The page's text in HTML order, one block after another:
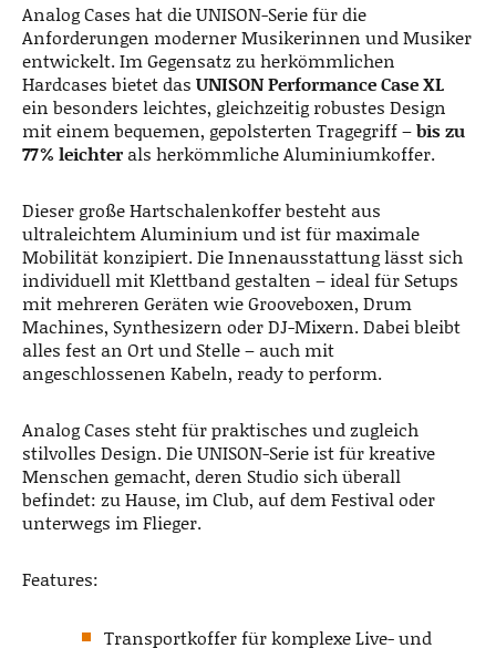
Analog Cases hat die UNISON-Serie für die
Anforderungen moderner Musikerinnen und Musiker
entwickelt. Im Gegensatz zu herkömmlichen
Hardcases bietet das UNISON Performance Case XL
ein besonders leichtes, gleichzeitig robustes Design
mit einem bequemen, gepolsterten Tragegriff –bis zu
77 % leichter als herkömmliche Aluminiumkoffer.
Dieser große Hartschalenkoffer besteht aus
ultraleichtem Aluminium und ist für maximale
Mobilität konzipiert. Die Innenausstattung lässt sich
individuell mit Klettband gestalten – ideal für Setups
mit mehreren Geräten wie Grooveboxen, Drum
Machines, Synthesizern oder DJ-Mixern. Dabei bleibt
alles fest an Ort und Stelle – auch mit
angeschlossenen Kabeln, ready to perform.
Analog Cases steht für praktisches und zugleich
stilvolles Design. Die UNISON-Serie ist für kreative
Menschen gemacht, deren Studio sich überall
befindet: zu Hause, im Club, auf dem Festival oder
unterwegs im Flieger.
Features:
Transportkoffer für komplexe Live- und